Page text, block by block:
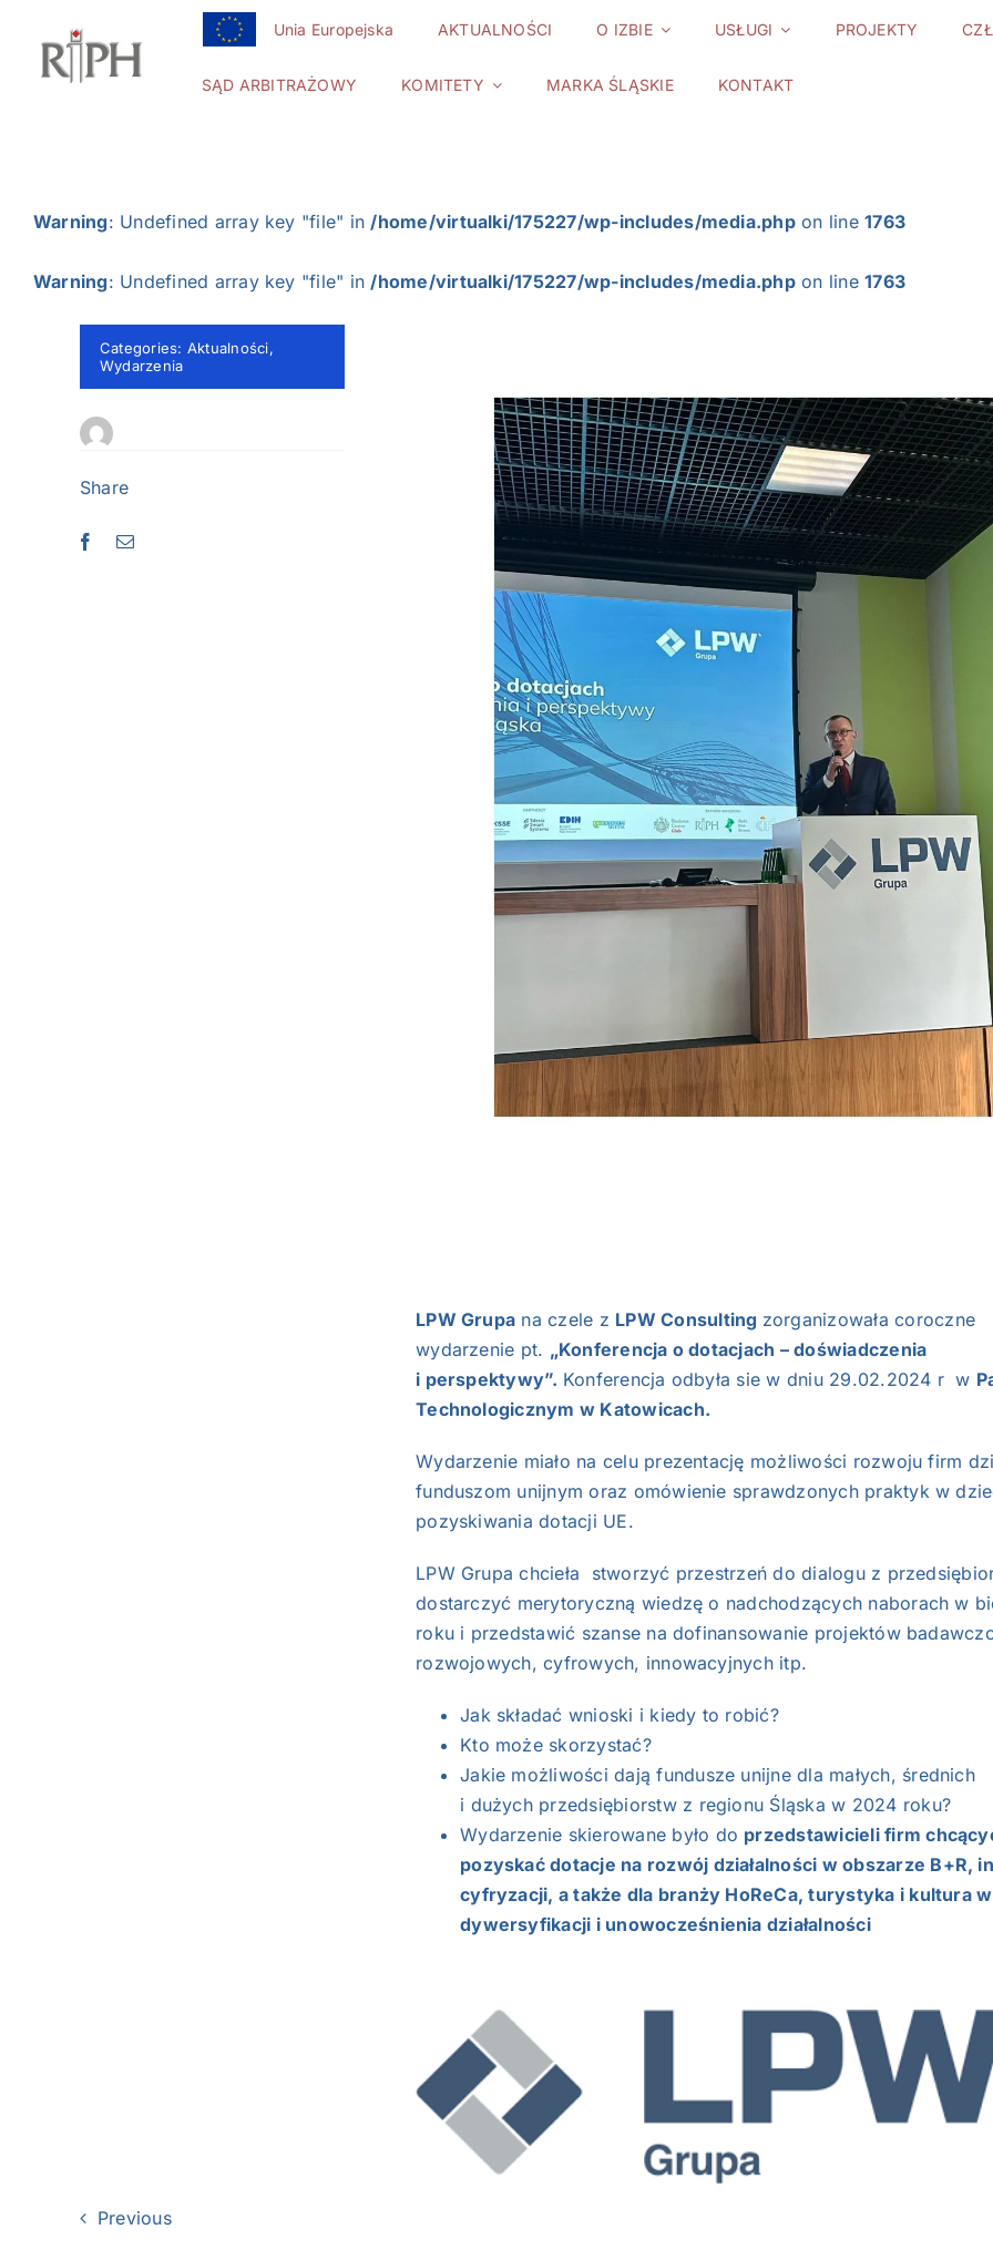
zawartości
Unia Europejska AKTUALNOŚCI O IZBIE USŁUGI PROJEKTY
SĄD ARBITRAŻOWY KOMITETY MARKA ŚLĄSKIE KONTAKT
Warning: Undefined array key "file" in/home/virtualki/175227/wp-includes/media.phpon line1763
Warning: Undefined array key "file" in/home/virtualki/175227/wp-includes/media.phpon line1763
Categories: Aktualności,
Wydarzenia
Share
LPW Grupa na czele z LPW Consulting zorganizowała coroczne
wydarzenie pt. „Konferencja o dotacjach – doświadczenia
i perspektywy”. Konferencja odbyła sie w dniu 29.02.2024 r w
Technologicznym w Katowicach.
Wydarzenie miało na celu prezentację możliwości rozwoju firm
funduszom unijnym oraz omówienie sprawdzonych praktyk w
pozyskiwania dotacji UE.
LPW Grupa chcieła stworzyć przestrzeń do dialogu z
dostarczyć merytoryczną wiedzę o nadchodzących naborach w
roku i przedstawić szanse na dofinansowanie projektów
rozwojowych, cyfrowych, innowacyjnych itp.
Jak składać wnioski i kiedy to robić?
Kto może skorzystać?
Jakie możliwości dają fundusze unijne dla małych, średnich
i dużych przedsiębiorstw z regionu Śląska w 2024 roku?
Wydarzenie skierowane było do przedstawicieli firm
pozyskać dotacje na rozwój działalności w obszarze B+R,
cyfryzacji, a także dla branży HoReCa, turystyka i kultura
dywersyfikacji i unowocześnienia działalności
Previous